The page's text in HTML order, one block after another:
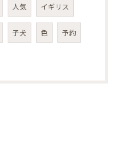
人気 イギリス
子犬 色 予約